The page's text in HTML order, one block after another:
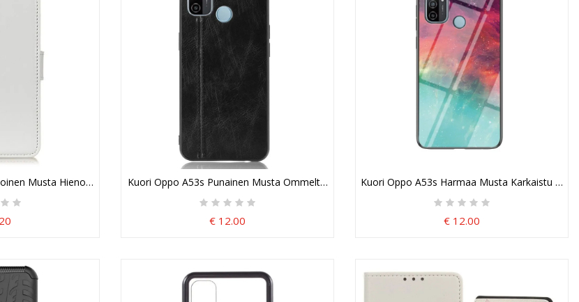
Musta Hienoa TekonahkaaKuori Oppo A53s Punainen Musta Ommeltu Nahkaefekti Suojakuori
€ 12.00
Kuori Oppo A53s Harmaa Musta Karkaistu Lasi
€ 12.00